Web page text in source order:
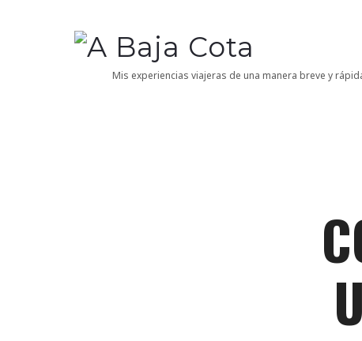
A
BajaMis experiencias viajeras de una manera breve y